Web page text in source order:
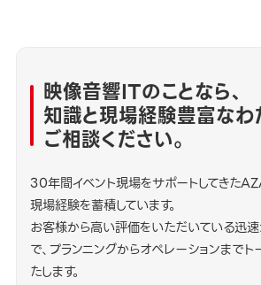
映像音響ITのことなら、
知識と現場経験豊富なわ
ご相談ください。
30年間イベント現場をサポートしてきた
現場経験を蓄積しています。
お客様から高い評価をいただいている迅
で、プランニングからオペレーションまで
たします。